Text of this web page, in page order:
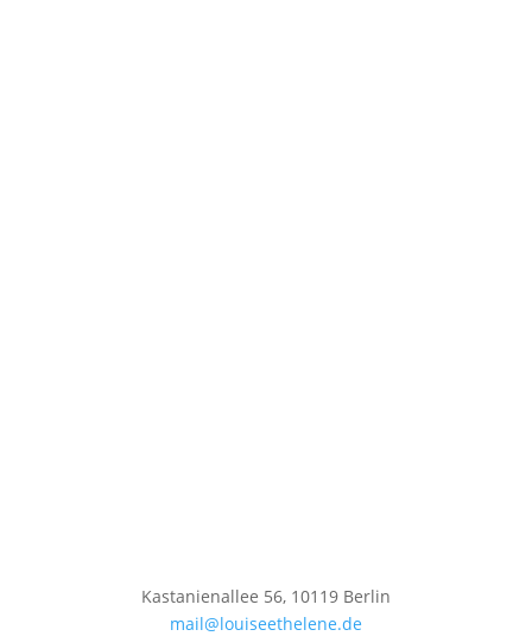
Kastanienallee 56, 10119 Berlin
mail@louiseethelene.de